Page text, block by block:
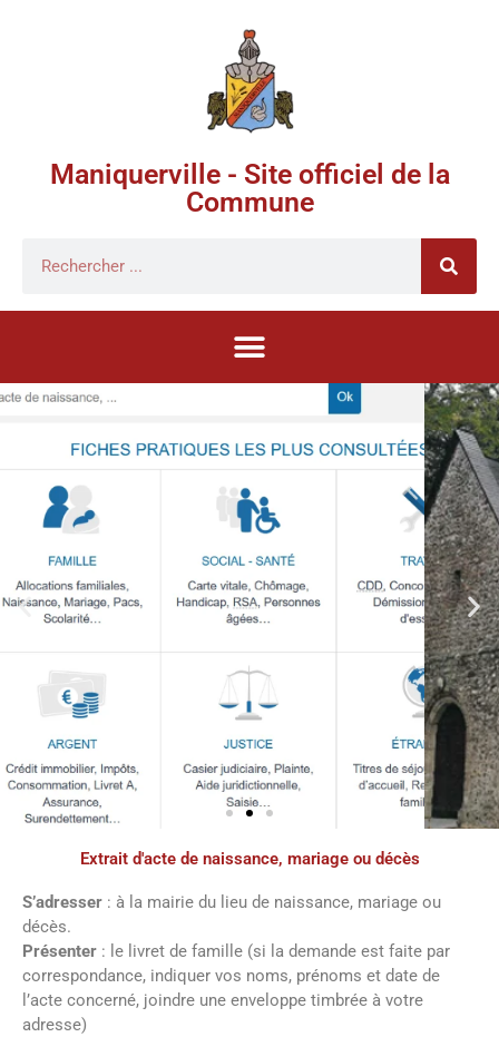
Maniquerville - Site officiel de la
Commune
Démarches
administratives
Faîtes vos démarches en ligne sur notre
site en cliquant sur le bouton ci-dessous
Extrait d'acte de naissance, mariage ou décès
S’adresser : à la mairie du lieu de naissance, mariage ou
décès.
Présenter : le livret de famille (si la demande est faite par
correspondance, indiquer vos noms, prénoms et date de
l’acte concerné, joindre une enveloppe timbrée à votre
adresse)